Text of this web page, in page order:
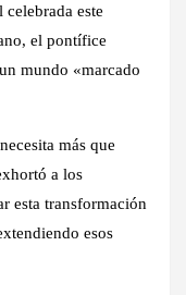
este
el pontífice
mundo «marcado
más que
a los
esta transformación
esos